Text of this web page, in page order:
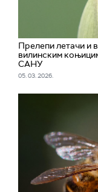
Прелепи летачи и
вилинским
САНУ
05. 03. 2026.